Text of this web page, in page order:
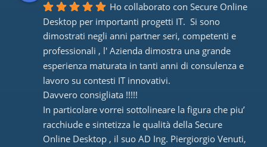
Ho collaborato con Secure Online
Desktop per importanti progetti IT.  Si sono
dimostrati negli anni partner seri, competenti e
professionali , l' Azienda dimostra una grande
esperienza maturata in tanti anni di consulenza e
lavoro su contesti IT innovativi.
Davvero consigliata !!!!!
In particolare vorrei sottolineare la figura che piu’
racchiude e sintetizza le qualità della Secure
Online Desktop , il suo AD Ing. Piergiorgio Venuti,